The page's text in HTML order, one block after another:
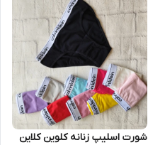
شورت اسلیپ زنانه کلوین کلاین